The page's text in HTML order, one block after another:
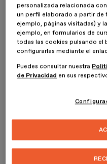
¿Por qué
Espacios
Hay muchos motivos por los
Diseño de Espacios Urbanos,
la vida de los demás
Obviamente, con esta
herramientasnecesarias
Diseño de
personalizada relacionada
un perfil elaborado a partir
ejemplo, páginas visitadas) y
ejemplo, en formularios de
todas las cookies pulsando
configurarlas mediante el
Puedes consultar nuestra
de Privacidad en sus